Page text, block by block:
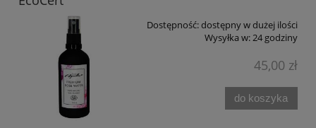
Dostępność:dostępny w dużej ilości
Wysyłka w:24 godziny
45,00 zł
do koszyka